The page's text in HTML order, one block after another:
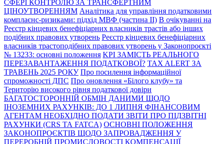
СФЕРІ КОНТРОЛЮ ЗА ТРАНСФЕРТНИМ
ЦІНОУТВОРЕННЯМ Аналітика для управління податковими
комплаєнс-ризиками: підхід МВФ (частина ІI) В очікуванні на
Реєстр кінцевих бенефіціарних власників трастів або інших
подібних правових утворень Реєстр кінцевих бенефіціарних
власників трастоподібних правових утворень у Законопроєкті
№ 13233: основні положення KPI ЗАМІСТЬ РЕАЛЬНОГО
ПЕРЕЗАВАНТАЖЕННЯ ПОДАТКОВОЇ? TAX ALERT ЗА
ТРАВЕНЬ 2025 РОКУ Про посилення інформаційної
спроможності ДПС Про оновлення «Білого клубу» та
Територію високого рівня податкової довіри
БАГАТОСТОРОННІЙ ОБМІН ДАНИМИ ЩОДО
ІНОЗЕМНИХ РАХУНКІВ: ДО 1 ЛИПНЯ ФІНАНСОВИМ
АГЕНТАМ НЕОБХІДНО ПОДАТИ ЗВІТИ ПРО ПІДЗВІТНІ
РАХУНКИ (CRS ТА FATCA) ОСНОВНІ ПОЛОЖЕННЯ
ЗАКОНОПРОЄКТІВ ЩОДО ЗАПРОВАДЖЕННЯ У
ПЕРЕРОБНІЙ ПРОМИСЛОВОСТІ КОМПЕНСАЦІЇ